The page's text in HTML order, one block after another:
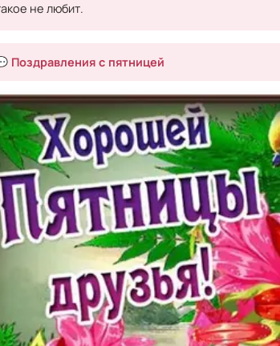
не любит.
Поздравления с пятницей